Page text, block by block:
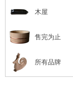
木屋
售完为止
所有品牌